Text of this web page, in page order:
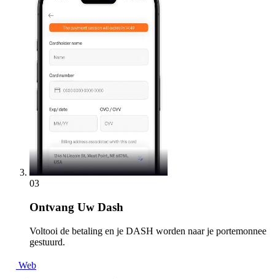
03
Ontvang Uw Dash
Voltooi de betaling en je DASH worden naar je portemonnee
gestuurd.
Web